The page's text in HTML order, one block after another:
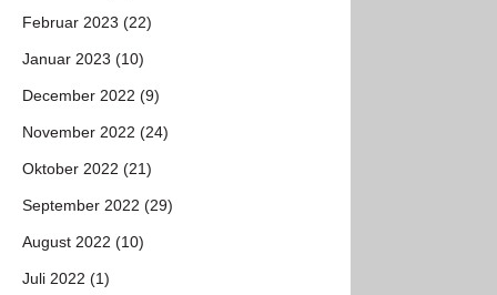
Februar 2023 (22)
Januar 2023 (10)
December 2022 (9)
November 2022 (24)
Oktober 2022 (21)
September 2022 (29)
August 2022 (10)
Juli 2022 (1)